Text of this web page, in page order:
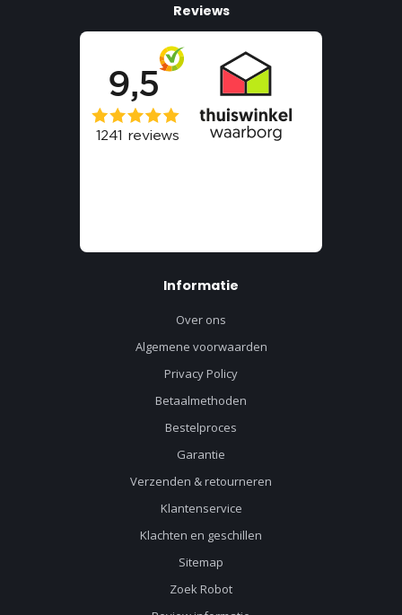
Reviews
Informatie
Over ons
Algemene voorwaarden
Privacy Policy
Betaalmethoden
Bestelproces
Garantie
Verzenden & retourneren
Klantenservice
Klachten en geschillen
Sitemap
Zoek Robot